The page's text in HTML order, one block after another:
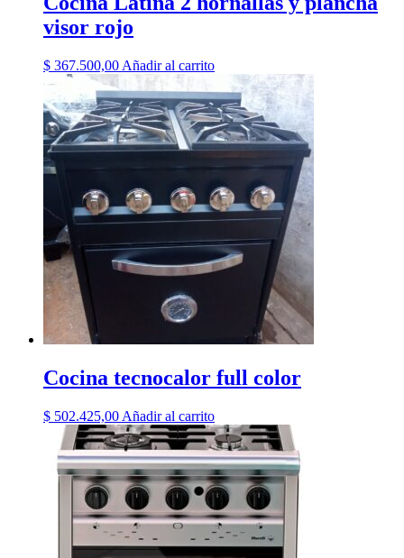
visor rojo
$ 367.500,00 Añadir al carrito
Cocina tecnocalor full color
$ 502.425,00 Añadir al carrito